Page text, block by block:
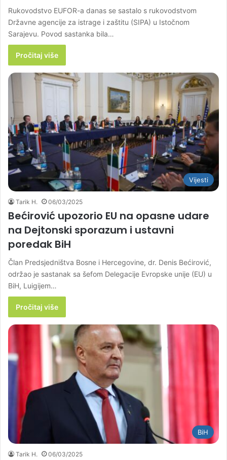
Rukovodstvo EUFOR-a danas se sastalo s rukovodstvom
Državne agencije za istrage i zaštitu (SIPA) u Istočnom
Sarajevu. Povod sastanka bila…
Pročitaj više
Vijesti
Tarik H. 06/03/2025
Bećirović upozorio EU na opasne udare
na Dejtonski sporazum i ustavni
poredak BiH
Član Predsjedništva Bosne i Hercegovine, dr. Denis Bećirović,
održao je sastanak sa šefom Delegacije Evropske unije (EU) u
BiH, Luigijem…
Pročitaj više
BiH
Tarik H. 06/03/2025